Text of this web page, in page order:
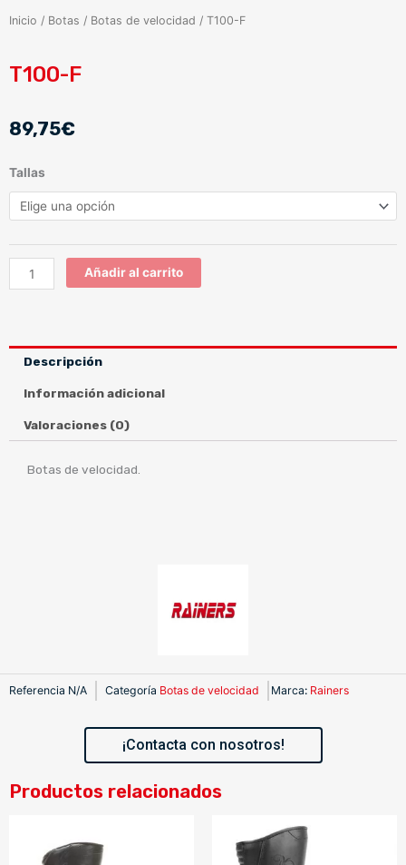
Inicio / Botas / Botas de velocidad / T100-F
T100-F
89,75€
Tallas
T100-
F
cantidad
Añadir al carrito
Descripción
Información adicional
Valoraciones (0)
Botas de velocidad.
Referencia N/A Categoría Botas de velocidad Marca: Rainers
¡Contacta con nosotros!
Productos relacionados